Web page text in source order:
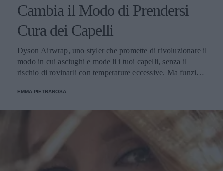
Cambia il Modo di Prendersi
Cura dei Capelli
Dyson Airwrap, uno styler che promette di rivoluzionare il
modo in cui asciughi e modelli i tuoi capelli, senza il
rischio di rovinarli con temperature eccessive. Ma funziona
EMMA PIETRAROSA